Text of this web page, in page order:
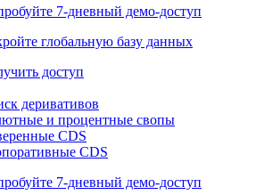
7-дневный демо-доступ
глобальную базу данных
доступ
деривативов
и процентные свопы
CDS
CDS
7-дневный демо-доступ